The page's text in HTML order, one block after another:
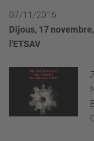
07/11/2016
Dijous, 17
l'ETSAV